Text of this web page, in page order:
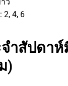
: 2, 4, 6
ำสัปดาห์
)